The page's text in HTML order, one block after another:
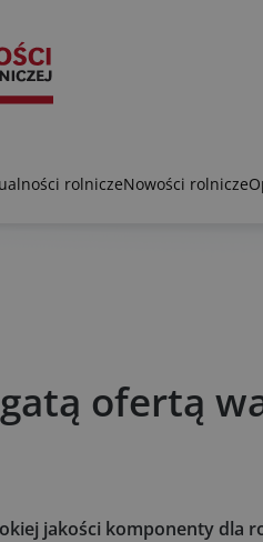
rolniczeNowości rolnicze
ofertą
jakości komponenty dla